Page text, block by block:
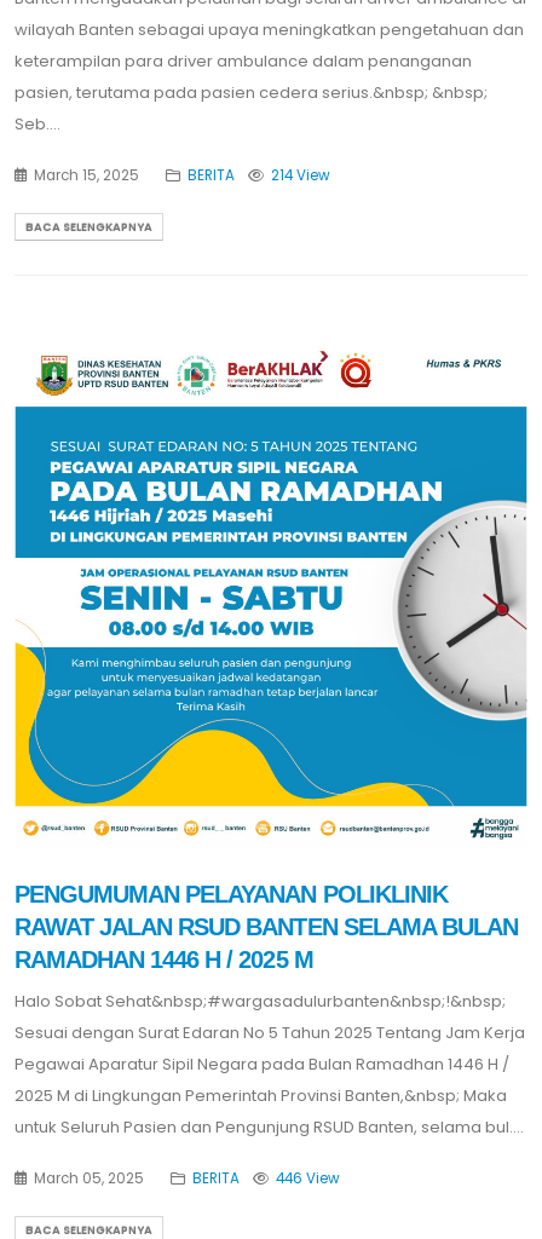
wilayah Banten sebagai upaya meningkatkan pengetahuan dan
keterampilan para driver ambulance dalam penanganan
pasien, terutama pada pasien cedera serius.&nbsp; &nbsp;
Seb....
March 15, 2025 BERITA 214 View
BACA SELENGKAPNYA
PENGUMUMAN PELAYANAN POLIKLINIK
RAWAT JALAN RSUD BANTEN SELAMA BULAN
RAMADHAN 1446 H / 2025 M
Halo Sobat Sehat&nbsp;#wargasadulurbanten&nbsp;!&nbsp;
Sesuai dengan Surat Edaran No 5 Tahun 2025 Tentang Jam Kerja
Pegawai Aparatur Sipil Negara pada Bulan Ramadhan 1446 H /
2025 M di Lingkungan Pemerintah Provinsi Banten,&nbsp; Maka
untuk Seluruh Pasien dan Pengunjung RSUD Banten, selama bul....
March 05, 2025 BERITA 446 View
BACA SELENGKAPNYA